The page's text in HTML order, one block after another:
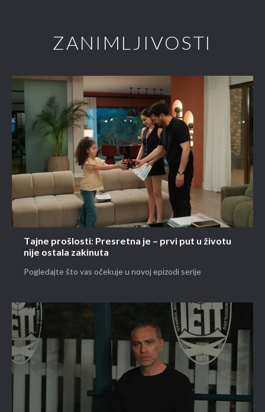
ZANIMLJIVOSTI
Tajne prošlosti: Presretna je – prvi put u životu
nije ostala zakinuta
Pogledajte što vas očekuje u novoj epizodi serije